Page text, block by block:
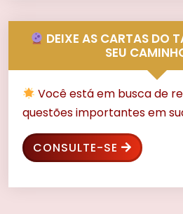
DEIXE AS CARTAS DO
SEU
Você está em busca de
questões importantes em
CONSULTE-SE